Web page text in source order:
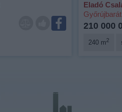
Eladó
Győrújbarát
210 000
240 m2